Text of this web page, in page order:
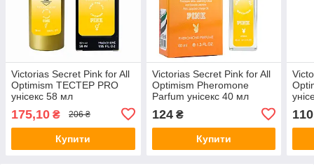
Victorias Secret Pink for All
Optimism ТЕСТЕР PRO
унісекс 58 мл
175,10 ₴ 206 ₴
Купити
Victorias Secret Pink for All
Optimism Pheromone
Parfum унісекс 40 мл
124₴
Купити
110